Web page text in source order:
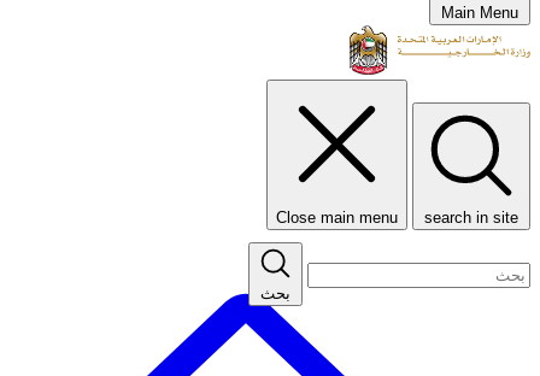
Main Menu
search in site
Close main menu
بحث